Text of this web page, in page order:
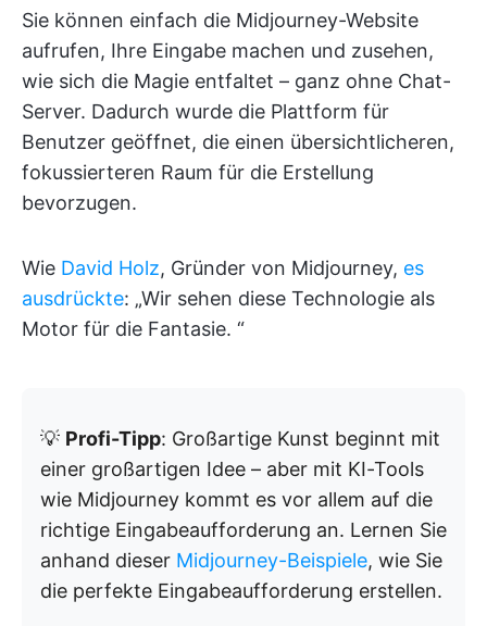
Sie können einfach die Midjourney-Website
aufrufen, Ihre Eingabe machen und zusehen,
wie sich die Magie entfaltet – ganz ohne Chat-
Server. Dadurch wurde die Plattform für
Benutzer geöffnet, die einen übersichtlicheren,
fokussierteren Raum für die Erstellung
bevorzugen.
Wie David Holz, Gründer von Midjourney, es
ausdrückte: „Wir sehen diese Technologie als
Motor für die Fantasie. “
💡 Profi-Tipp: Großartige Kunst beginnt mit
einer großartigen Idee – aber mit KI-Tools
wie Midjourney kommt es vor allem auf die
richtige Eingabeaufforderung an. Lernen Sie
anhand dieser Midjourney-Beispiele, wie Sie
die perfekte Eingabeaufforderung erstellen.